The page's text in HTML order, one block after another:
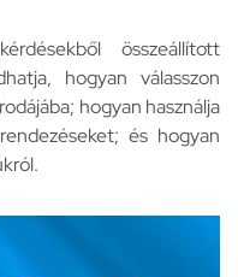
összeállított
hogyan válasszon
hogyan használja
és hogyan